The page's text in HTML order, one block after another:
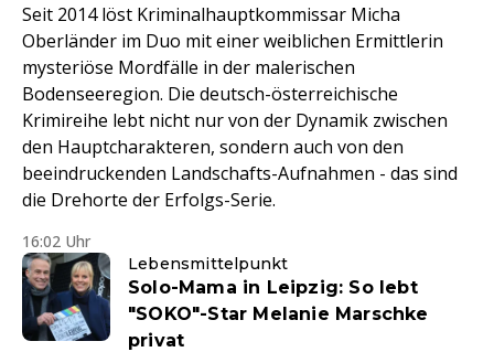
Seit 2014 löst Kriminalhauptkommissar Micha
Oberländer im Duo mit einer weiblichen Ermittlerin
mysteriöse Mordfälle in der malerischen
Bodenseeregion. Die deutsch-österreichische
Krimireihe lebt nicht nur von der Dynamik zwischen
den Hauptcharakteren, sondern auch von den
beeindruckenden Landschafts-Aufnahmen - das sind
die Drehorte der Erfolgs-Serie.
16:02 Uhr
Lebensmittelpunkt
Solo-Mama in Leipzig: So lebt
"SOKO"-Star Melanie Marschke
privat